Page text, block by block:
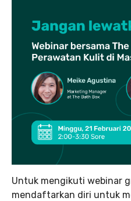
Untuk mengikuti webinar
mendaftarkan diri untuk